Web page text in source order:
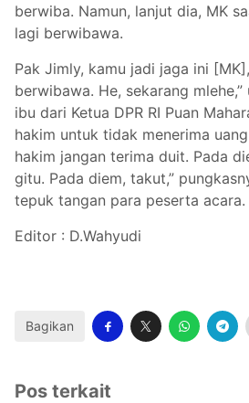
berwiba. Namun, lanjut dia, MK
lagi berwibawa.
Pak Jimly, kamu jadi jaga ini
berwibawa. He, sekarang
ibu dari Ketua DPR RI Puan
hakim untuk tidak menerima
hakim jangan terima duit. Pada
gitu. Pada diem, takut,”
tepuk tangan para peserta acara.
Editor : D.Wahyudi
Bagikan
Pos terkait